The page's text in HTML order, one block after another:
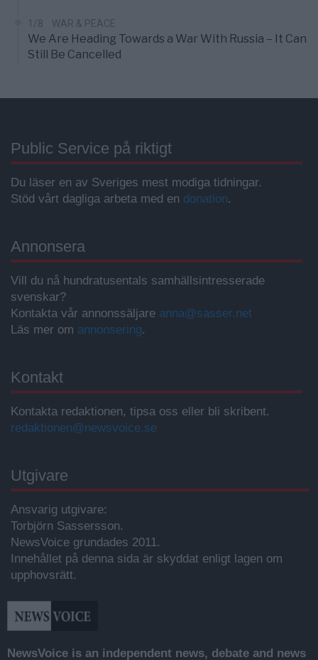
1/8 WAR & PEACE
We Are Heading Towards a War With Russia – It Can
Still Be Cancelled
Public Service på riktigt
Du läser en av Sveriges mest modiga tidningar.
Stöd vårt dagliga arbeta med en donation.
Annonsera
Vill du nå hundratusentals samhällsintresserade
svenskar?
Kontakta vår annonssäljare anna@sasser.net
Läs mer om annonsering.
Kontakt
Kontakta redaktionen, tipsa oss eller bli skribent.
redaktionen@newsvoice.se
Utgivare
Ansvarig utgivare:
Torbjörn Sassersson.
NewsVoice grundades 2011.
Innehållet på denna sida är skyddat enligt lagen om
upphovsrätt.
NewsVoice is an independent news, debate and news